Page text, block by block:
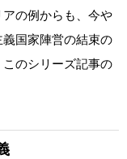
の例からも、今や
国家陣営の結束の
のシリーズ記事の